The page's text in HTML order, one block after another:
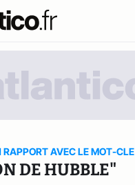
RAPPORT AVEC LE MOT-CLE
DE HUBBLE"